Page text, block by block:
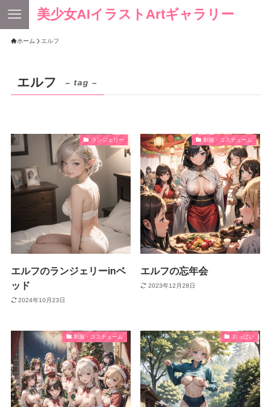
美少女AIイラストArtギャラリー
ホーム エルフ
エルフ – tag –
ランジェリー
エルフのランジェリーinベ
ッド
2024年10月23日
制服・コスチューム
エルフの忘年会
2023年12月28日
制服・コスチューム おっぱい